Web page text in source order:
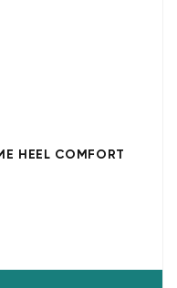
COMFORT